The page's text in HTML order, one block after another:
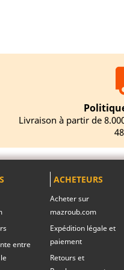
Livraison à partir de
entre
ACHETEURS
Acheter sur
mazroub.com
Expédition légale et
paiement
Retours et